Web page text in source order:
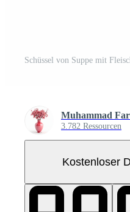
Schüssel von Suppe mit
Muhammad
3.782 Ressourcen
Kostenloser